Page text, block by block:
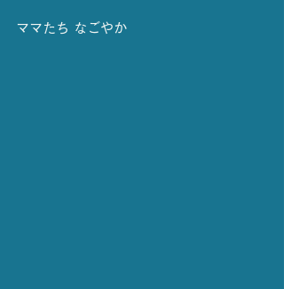
ママたち なごやか